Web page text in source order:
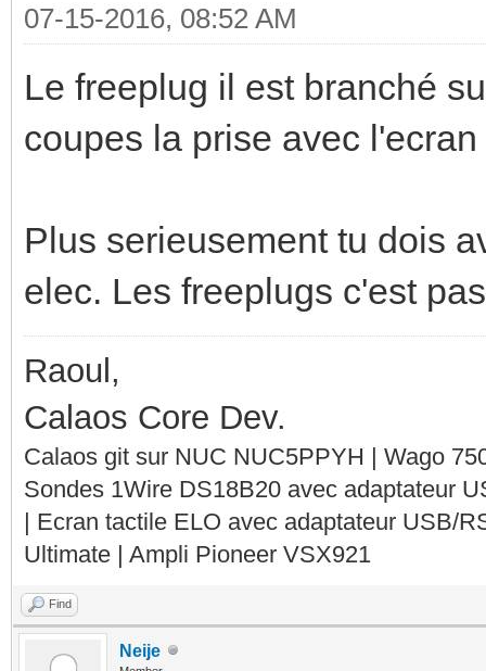
07-15-2016, 08:52 AM
Le freeplug il est branché
coupes la prise avec
Plus serieusement tu dois
elec. Les freeplugs c'est
Raoul,
Calaos Core Dev.
Calaos git sur NUC NUC5PPYH | Wago
Sondes 1Wire DS18B20 avec adaptateur
| Ecran tactile ELO avec adaptateur USB/
Ultimate | Ampli Pioneer VSX921
Find
Neije